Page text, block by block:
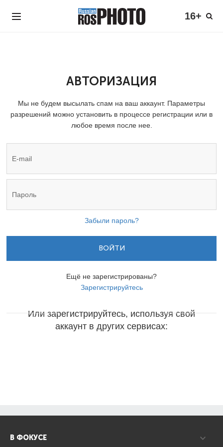
16+
АВТОРИЗАЦИЯ
Мы не будем высылать спам на ваш аккаунт. Параметры
разрешений можно установить в процессе регистрации или в
любое время после нее.
Забыли пароль?
ВОЙТИ
Ещё не зарегистрированы?
Зарегистрируйтесь
Или зарегистрируйтесь, используя свой
аккаунт в других сервисах:
В ФОКУСЕ